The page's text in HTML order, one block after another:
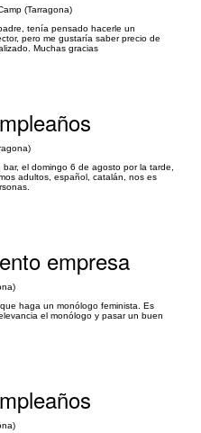
(Tarragona)
tenía pensado hacerle un
pero me gustaría saber precio de
Muchas gracias
el domingo 6 de agosto por la tarde,
adultos, español, catalán, nos es
empresa
haga un monólogo feminista. Es
el monólogo y pasar un buen